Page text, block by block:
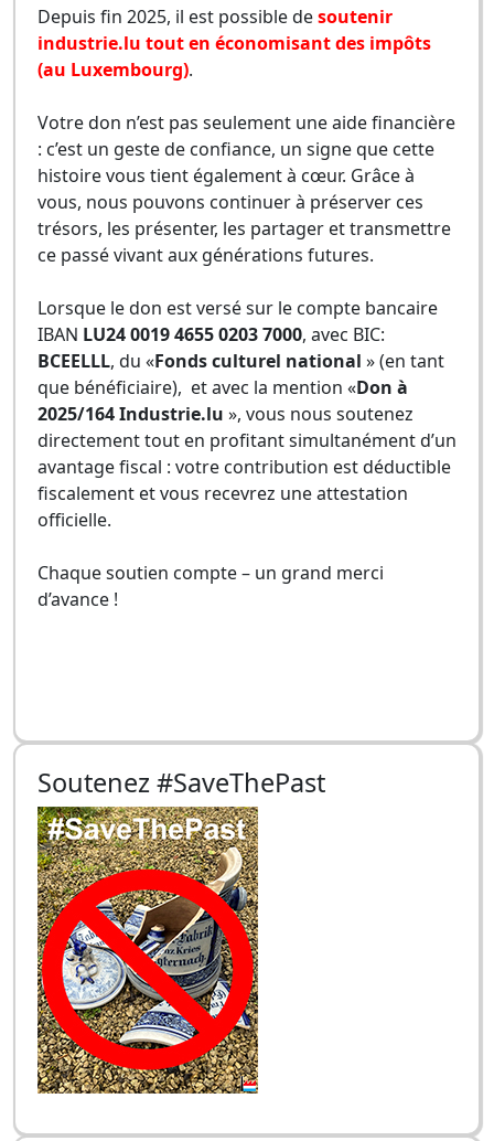
Depuis fin 2025, il est possible desoutenir
industrie.lu tout en économisant des impôts
(au Luxembourg).
Votre don n’est pas seulement une aide financière
: c’est un geste de confiance, un signe que cette
histoire vous tient également à cœur. Grâce à
vous, nous pouvons continuer à préserver ces
trésors, les présenter, les partager et transmettre
ce passé vivant aux générations futures.
Lorsque le don est versé sur le compte bancaire
IBAN LU24 0019 4655 0203 7000, avec BIC:
BCEELLL, du «Fonds culturel national » (en tant
que bénéficiaire), et avec la mention «Don à
2025/164 Industrie.lu », vous nous soutenez
directement tout en profitant simultanément d’un
avantage fiscal : votre contribution est déductible
fiscalement et vous recevrez une attestation
officielle.
Chaque soutien compte – un grand merci
d’avance !
Soutenez #SaveThePast